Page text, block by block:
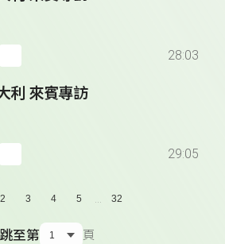
28:03
利 來賓專訪
29:05
2 3 4 5 ... 32
跳至第 頁